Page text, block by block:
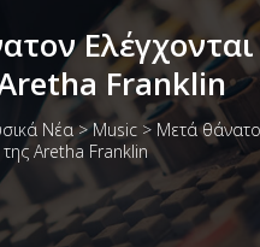
Franklin
Νέα>Music > Μετά
της Aretha Franklin